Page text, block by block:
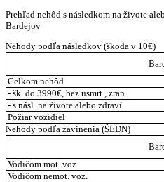
Prehľad nehôd s následkom na živote
Bardejov
Nehody podľa následkov (škoda v 10€)
Celkom nehôd
- šk. do 3990€, bez usmrt., zran.
- s násl. na živote alebo zdraví
Požiar vozidiel
Nehody podľa zavinenia (ŠEDN)
Vodičom mot. voz.
Vodičom nemot. voz.